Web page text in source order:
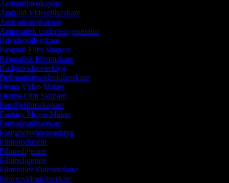
Videotillverkare
undertextgenerator
Film Skapare
Filmmakare
Video Maker
Film Skapare
Movie Maker
Videomakare